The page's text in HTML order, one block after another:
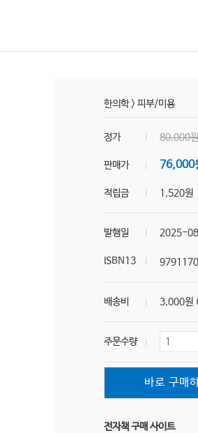
한의학> 피부/미용
정가 80,000원
판매가 76,000
적립금 1,520원
발행일 2025-
ISBN13
배송비 3,000원
주문수량
바로 구매
전자책 구매 사이트